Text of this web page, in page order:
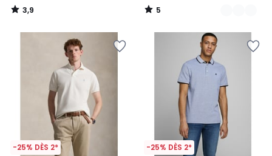
3,9
/
5
/
-25% DÈS 2* -25% DÈS 2*